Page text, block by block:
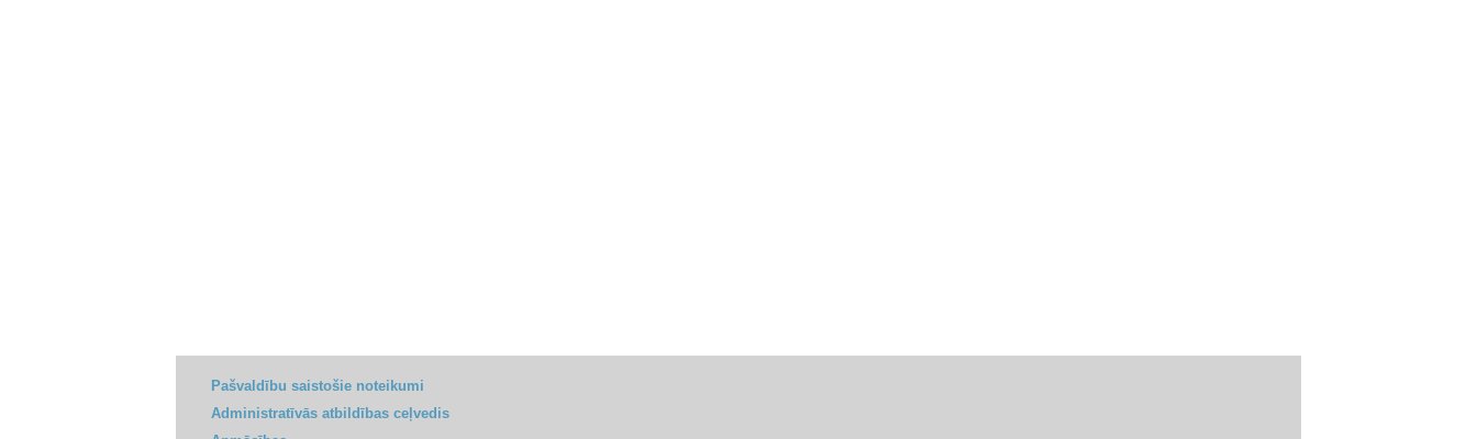
Pašvaldību saistošie noteikumi
Administratīvās atbildības ceļvedis